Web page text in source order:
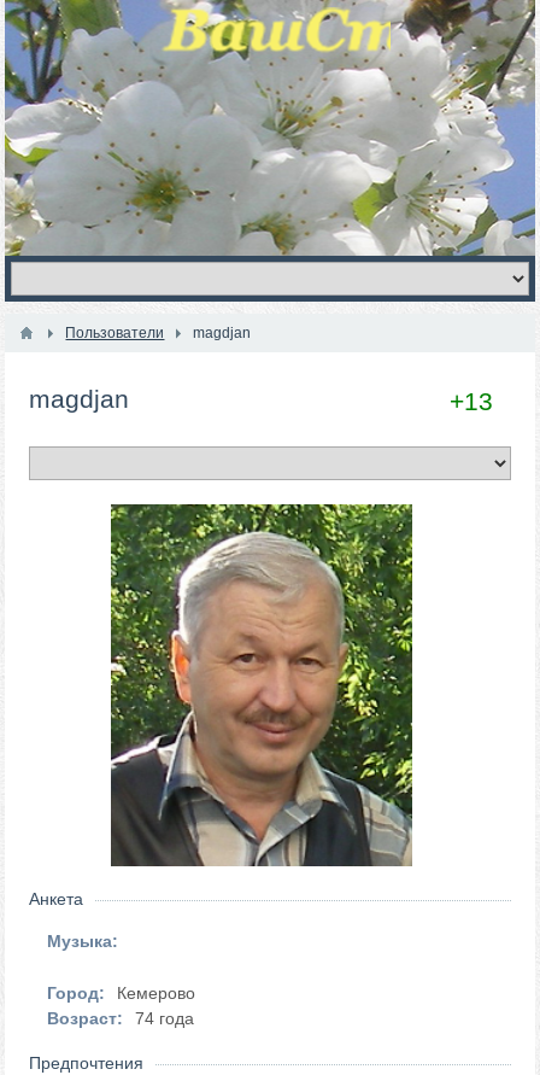
Пользователи magdjan
+13
magdjan
Анкета
Музыка:
Город:
Кемерово
Возраст:
74 года
Предпочтения